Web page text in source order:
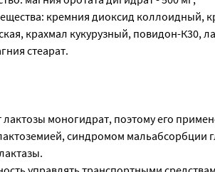
кремния диоксид коллоидный,
крахмал кукурузный, повидон-К30,
стеарат.
моногидрат, поэтому его
синдромом мальабсорбции